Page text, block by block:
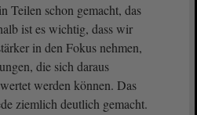
Teilen schon gemacht, das
ist es wichtig, dass wir
in den Fokus nehmen,
die sich daraus
werden können. Das
ziemlich deutlich gemacht.